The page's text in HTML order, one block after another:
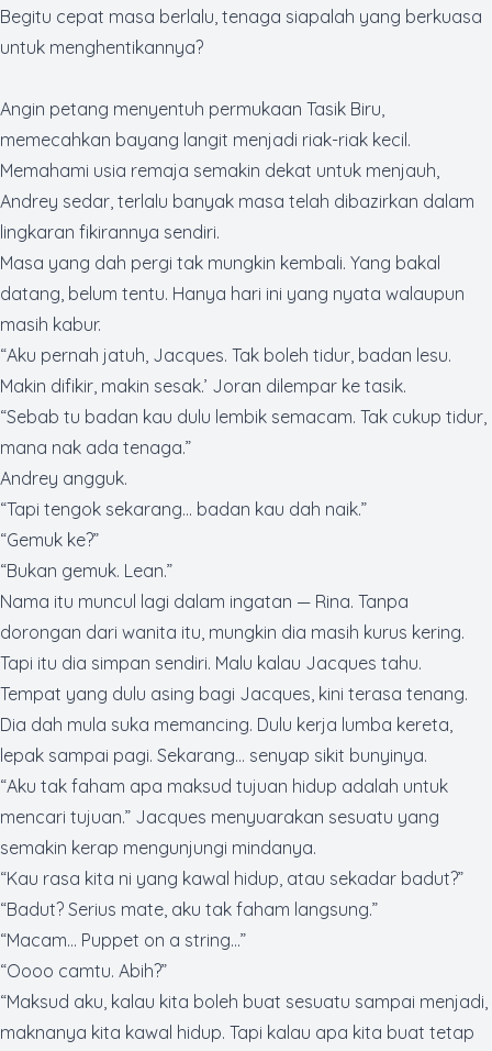
Begitu cepat masa berlalu, tenaga siapalah yang berkuasa
untuk menghentikannya?
Angin petang menyentuh permukaan Tasik Biru,
memecahkan bayang langit menjadi riak-riak kecil.
Memahami usia remaja semakin dekat untuk menjauh,
Andrey sedar, terlalu banyak masa telah dibazirkan dalam
lingkaran fikirannya sendiri.
Masa yang dah pergi tak mungkin kembali. Yang bakal
datang, belum tentu. Hanya hari ini yang nyata walaupun
masih kabur.
“Aku pernah jatuh, Jacques. Tak boleh tidur, badan lesu.
Makin difikir, makin sesak.’ Joran dilempar ke tasik.
“Sebab tu badan kau dulu lembik semacam. Tak cukup tidur,
mana nak ada tenaga.”
Andrey angguk.
“Tapi tengok sekarang… badan kau dah naik.”
“Gemuk ke?”
“Bukan gemuk. Lean.”
Nama itu muncul lagi dalam ingatan — Rina. Tanpa
dorongan dari wanita itu, mungkin dia masih kurus kering.
Tapi itu dia simpan sendiri. Malu kalau Jacques tahu.
Tempat yang dulu asing bagi Jacques, kini terasa tenang.
Dia dah mula suka memancing. Dulu kerja lumba kereta,
lepak sampai pagi. Sekarang... senyap sikit bunyinya.
“Aku tak faham apa maksud tujuan hidup adalah untuk
mencari tujuan.” Jacques menyuarakan sesuatu yang
semakin kerap mengunjungi mindanya.
“Kau rasa kita ni yang kawal hidup, atau sekadar badut?”
“Badut? Serius mate, aku tak faham langsung.”
“Macam… Puppet on a string…”
“Oooo camtu. Abih?”
“Maksud aku, kalau kita boleh buat sesuatu sampai menjadi,
maknanya kita kawal hidup. Tapi kalau apa kita buat tetap